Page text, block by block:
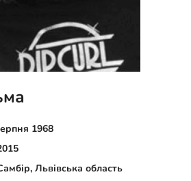
1968
Львівська область